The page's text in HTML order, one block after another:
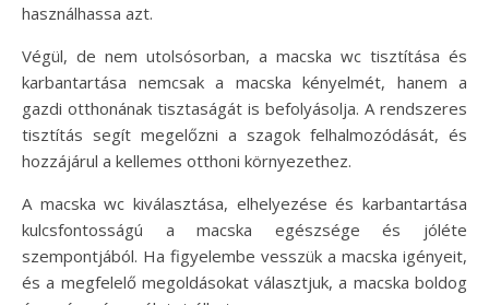
használhassa azt.
Végül, de nem utolsósorban, a macska wc tisztítása és
karbantartása nemcsak a macska kényelmét, hanem a
gazdi otthonának tisztaságát is befolyásolja. A rendszeres
tisztítás segít megelőzni a szagok felhalmozódását, és
hozzájárul a kellemes otthoni környezethez.
A macska wc kiválasztása, elhelyezése és karbantartása
kulcsfontosságú a macska egészsége és jóléte
szempontjából. Ha figyelembe vesszük a macska igényeit,
és a megfelelő megoldásokat választjuk, a macska boldog